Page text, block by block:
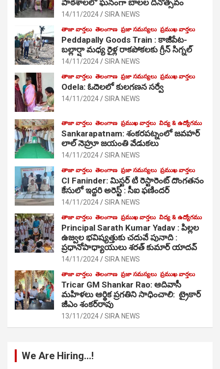
పాఠ‌శాల‌లో ఘనంగా బాలల దినోత్సవం
14/11/2024 SIRA NEWS
తాజా వార్తలు తెలంగాణ ప్రజా సమస్యలు ప్రముఖ వార్తలు
Peddapally Goods Train : కాజీపేట-
బల్లార్షా మధ్య రైళ్ల రాకపోకలకు గ్రీన్ సిగ్నల్
14/11/2024 SIRA NEWS
తాజా వార్తలు తెలంగాణ ప్రజా సమస్యలు ప్రముఖ వార్తలు
Odela: ఓదెలలో కులగణన సర్వే
14/11/2024 SIRA NEWS
తాజా వార్తలు తెలంగాణ ప్రముఖ వార్తలు విద్య & ఉద్యోగము
Sankarapatnam: శంకరపట్నంలో జవహర్
లాల్ నెహ్రూ జయంతి వేడుకలు
14/11/2024 SIRA NEWS
తాజా వార్తలు తెలంగాణ ప్రజా సమస్యలు ప్రముఖ వార్తలు
CI Faninder: మిస్టర్ టి రెస్టారెంట్ దొంగతనం
కేసులో ఇద్దరి అరెస్ట్ : సీఐ ఫణిందర్
14/11/2024 SIRA NEWS
తాజా వార్తలు తెలంగాణ ప్రముఖ వార్తలు విద్య & ఉద్యోగము
Principal Sarath Kumar Yadav : పిల్లల
ఉజ్వల భవిష్యత్తుకు చదువే పునాది :
ప్రధానోపాధ్యాయులు శరత్ కుమార్ యాదవ్
14/11/2024 SIRA NEWS
తాజా వార్తలు తెలంగాణ ప్రజా సమస్యలు ప్రముఖ వార్తలు
Tricar GM Shankar Rao: ఆదివాసీ
మహిళలు ఆర్థిక ప్రగతిని సాధించాలి: ట్రైకార్
జీఎం శంకర్‌రావు
13/11/2024 SIRA NEWS
We Are Hiring…!